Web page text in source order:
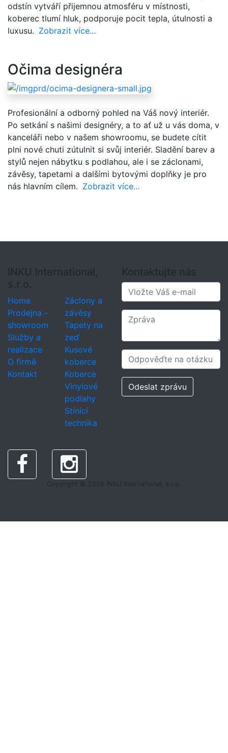
odstín vytváří přijemnou atmosféru v místnosti,
koberec tlumí hluk, podporuje pocit tepla, útulnosti a
luxusu. Zobrazit více...
Očima designéra
Profesionální a odborný pohled na Váš nový interiér.
Po setkání s našimi designéry, a to ať už u vás doma, v
kanceláři nebo v našem showroomu, se budete cítit
plni nové chuti zútulnit si svůj interiér. Sladění barev a
stylů nejen nábytku s podlahou, ale i se záclonami,
závěsy, tapetami a dalšími bytovými doplňky je pro
nás hlavním cílem. Zobrazit více...
INKU International,
s.r.o.
Home
Prodejna -
showroom
Služby a
realizace
O firmě
Kontakt
Záclony a
závěsy
Tapety na
zeď
Kusové
koberce
Koberce
Vinylové
podlahy
Stínící
technika
Kontaktujte nás
Odeslat zprávu
Copyright © 2026 INKU International, s.r.o.